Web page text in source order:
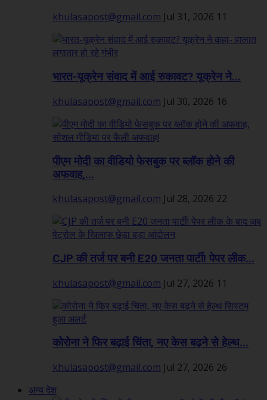
khulasapost@gmail.com Jul 31, 2026 11
भारत-यूक्रेन संवाद में आई रुकावट? यूक्रेन ने...
khulasapost@gmail.com Jul 30, 2026 16
पीएम मोदी का वीडियो फेसबुक पर ब्लॉक होने की
अफवाह,...
khulasapost@gmail.com Jul 28, 2026 22
CJP की तर्ज पर बनी E20 जनता पार्टी! पेपर लीक...
khulasapost@gmail.com Jul 27, 2026 11
कोरोना ने फिर बढ़ाई चिंता, नए केस बढ़ने से हेल्थ...
khulasapost@gmail.com Jul 27, 2026 26
अन्य देश